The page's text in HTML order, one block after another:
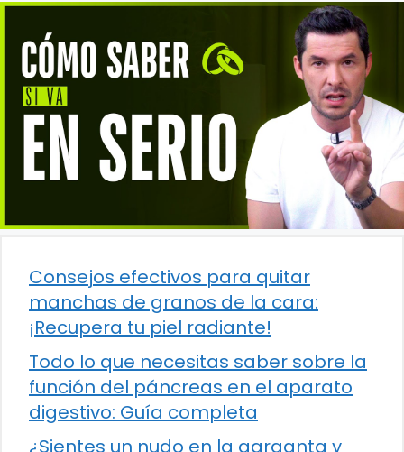
Consejos efectivos para quitar
manchas de granos de la cara:
¡Recupera tu piel radiante!
Todo lo que necesitas saber sobre la
función del páncreas en el aparato
digestivo: Guía completa
¿Sientes un nudo en la garganta y